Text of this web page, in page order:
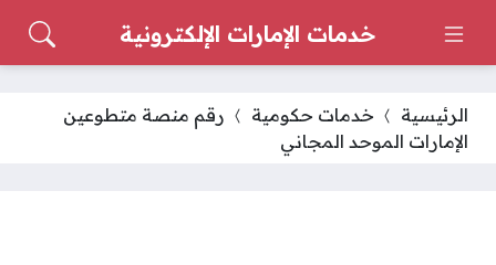
خدمات الإمارات الإلكترونية
الرئيسية خدمات حكومية
رقم منصة متطوعين
الإمارات الموحد المجاني